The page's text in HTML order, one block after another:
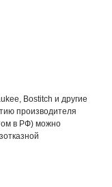
Bostitch и другие
производителя
в РФ) можно